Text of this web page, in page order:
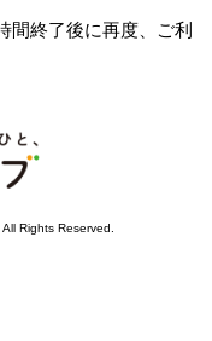
間終了後に再度、ご利
Rights Reserved.